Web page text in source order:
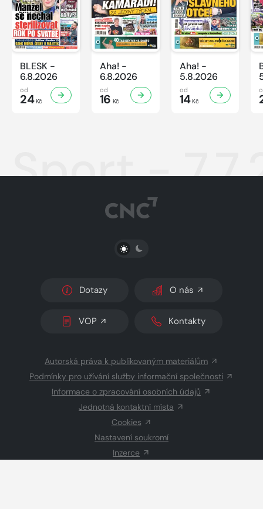
BLESK -
6.8.2026
od
24Kč
Aha! -
6.8.2026
od
16 Kč
Aha! -
5.8.2026
od
14Kč
Sport -
PŘEPNOUT SVĚTLÝ/TMAVÝ REŽIM
Dotazy O nás
VOP Kontakty
Autorská práva k publikovaným materiálům
Podmínky pro užívání služby informační společnosti
Informace o zpracování osobních údajů
Jednotná kontaktní místa
Cookies
Nastavení soukromí
Inzerce